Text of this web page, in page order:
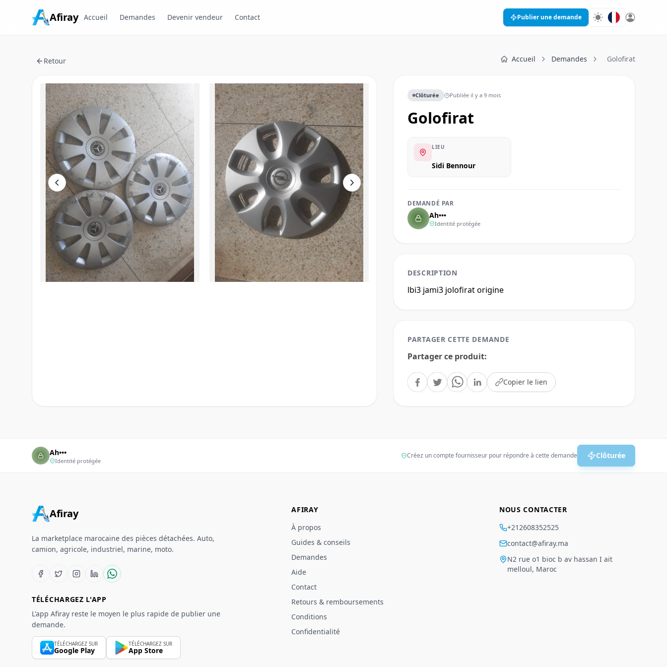
Afiray Accueil Demandes Devenir vendeur Contact Publier une demande
Retour Accueil Demandes Golofirat
Clôturée Publiée il y a 9 mois
Golofirat
LIEU
Sidi Bennour
DEMANDÉ PAR
Ah•••
Identité protégée
DESCRIPTION
lbi3 jami3 jolofirat origine
PARTAGER CETTE DEMANDE
Partager ce produit:
Copier le lien
Ah•••
Identité protégée
Créez un compte fournisseur pour répondre à cette demande Clôturée
Afiray
La marketplace marocaine des pièces détachées. Auto,
camion, agricole, industriel, marine, moto.
TÉLÉCHARGEZ L'APP
L'app Afiray reste le moyen le plus rapide de publier une
demande.
TÉLÉCHARGEZ SUR
Google Play
TÉLÉCHARGEZ SUR
App Store
AFIRAY
À propos
Guides & conseils
Demandes
Aide
Contact
Retours & remboursements
Conditions
Confidentialité
NOUS CONTACTER
+212608352525
contact@afiray.ma
N2 rue o1 bioc b av hassan I ait
melloul, Maroc